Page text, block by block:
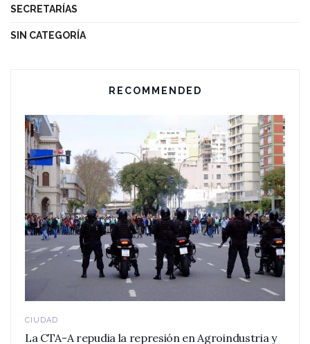
SECRETARÍAS
SIN CATEGORÍA
RECOMMENDED
CIUDAD
La CTA-A repudia la represión en Agroindustria y